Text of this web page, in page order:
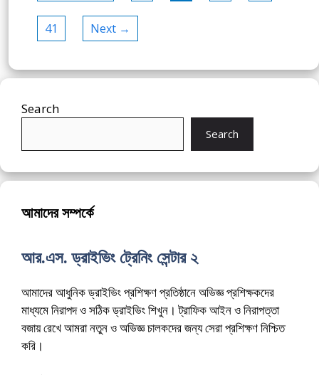
Page
41 Next →
Search
Search
আমাদের সম্পর্কে
আর.এস. ড্রাইভিং ট্রেনিং সেন্টার ২
আমাদের আধুনিক ড্রাইভিং প্রশিক্ষণ প্রতিষ্ঠানে অভিজ্ঞ প্রশিক্ষকদের
মাধ্যমে নিরাপদ ও সঠিক ড্রাইভিং শিখুন। ট্রাফিক আইন ও নিরাপত্তা
বজায় রেখে আমরা নতুন ও অভিজ্ঞ চালকদের জন্য সেরা প্রশিক্ষণ নিশ্চিত
করি।